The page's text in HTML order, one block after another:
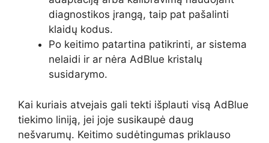
diagnostikos įrangą, taip pat pašalinti
klaidų kodus.
Po keitimo patartina patikrinti, ar sistema
nelaidi ir ar nėra AdBlue kristalų
susidarymo.
Kai kuriais atvejais gali tekti išplauti visą AdBlue
tiekimo liniją, jei joje susikaupė daug
nešvarumų. Keitimo sudėtingumas priklauso